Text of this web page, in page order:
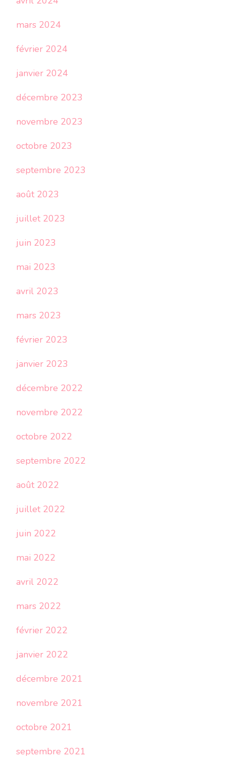
mars 2024
février 2024
janvier 2024
décembre 2023
novembre 2023
octobre 2023
septembre 2023
août 2023
juillet 2023
juin 2023
mai 2023
avril 2023
mars 2023
février 2023
janvier 2023
décembre 2022
novembre 2022
octobre 2022
septembre 2022
août 2022
juillet 2022
juin 2022
mai 2022
avril 2022
mars 2022
février 2022
janvier 2022
décembre 2021
novembre 2021
octobre 2021
septembre 2021